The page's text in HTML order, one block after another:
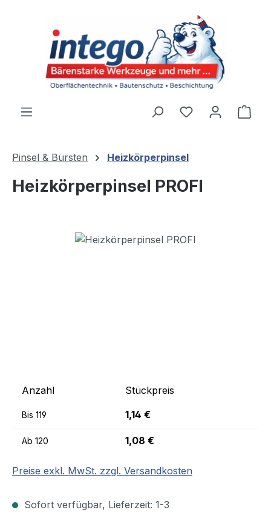
Du hast 0
Pinsel & Bürsten Heizkörperpinsel
Heizkörperpinsel PROFI
Bildergalerie überspringen
Anzahl Stückpreis
Bis 119 1,14 €
Ab 120 1,08 €
Preise exkl. MwSt. zzgl. Versandkosten
Sofort verfügbar, Lieferzeit: 1-3